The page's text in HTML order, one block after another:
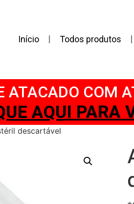
Início Todos produtos
ATACADO COM
AQUI PARA
descartável